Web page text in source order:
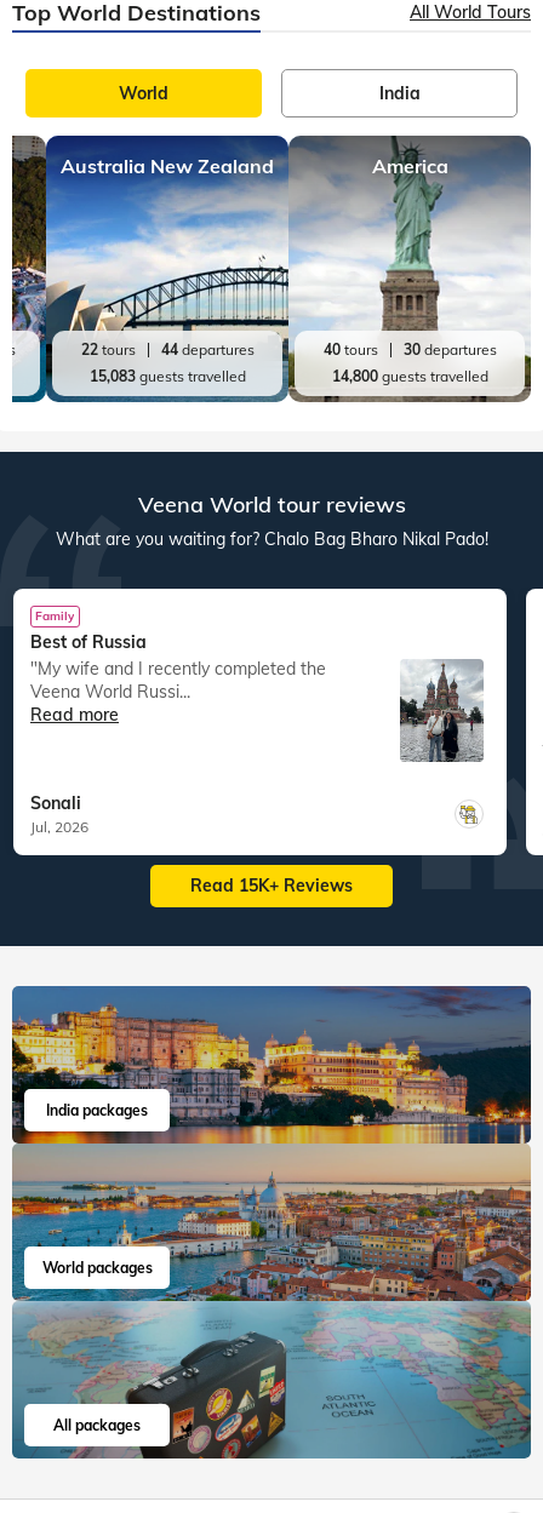
Top World Destinations All World Tours
World India
Australia New Zealand
22tours 44departures
15,083guests travelled
America
40tours 30departures
14,800guests travelled
Veena World tour reviews
What are you waiting for? Chalo Bag Bharo Nikal Pado!
Family
Best of Russia
"My wife and I recently completed the
Veena World Russi...
Read more
Sonali
Jul, 2026
Read 15K+ Reviews
India packages
World packages
All packages